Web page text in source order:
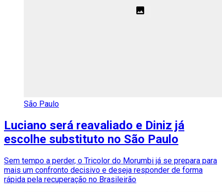
São Paulo
Luciano será reavaliado e Diniz já
escolhe substituto no São Paulo
Sem tempo a perder, o Tricolor do Morumbi já se prepara para
mais um confronto decisivo e deseja responder de forma
rápida pela recuperação no Brasileirão